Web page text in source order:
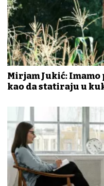
Mirjam Jukić:
kao da statiraju u